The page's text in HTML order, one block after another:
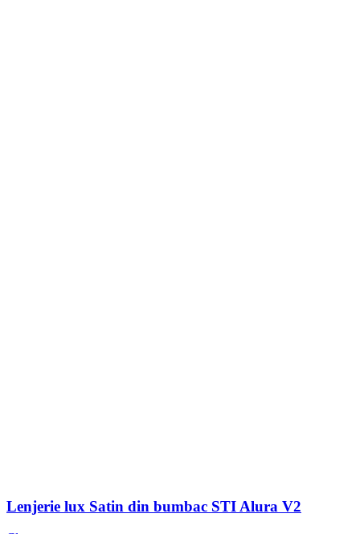
Lenjerie lux Satin din bumbac STI Alura V2